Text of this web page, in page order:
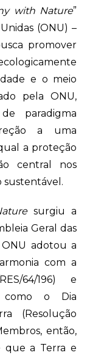
with Nature”
(ONU) –
promover
e o meio
pela ONU,
paradigma
a uma
a proteção
central nos
sustentável.
surgiu a
Geral das
ONU adotou a
com a
64/196) e
o Dia
(Resolução
então,
que a Terra e